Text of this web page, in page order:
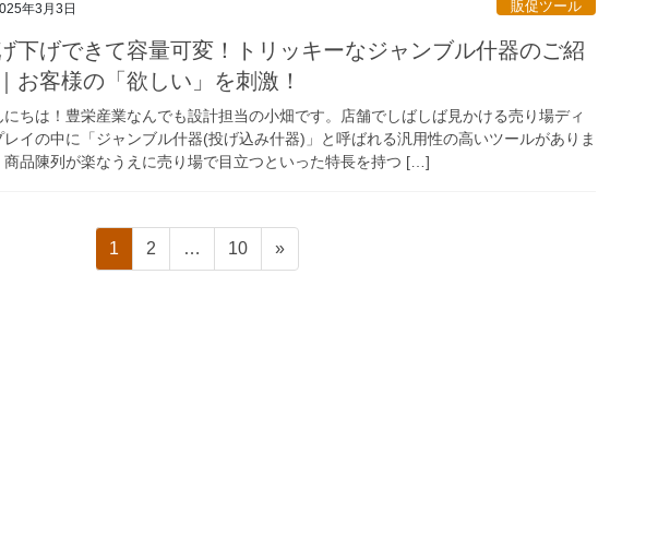
年3月3日 販促ツール
げ下げできて容量可変！トリッキーなジャンブル什器のご紹
お客様の「欲しい」を刺激！
にちは！豊栄産業なんでも設計担当の小畑です。店舗でしばしば見かける売り場ディ
レイの中に「ジャンブル什器(投げ込み什器)」と呼ばれる汎用性の高いツールがありま
商品陳列が楽なうえに売り場で目立つといった特長を持つ […]
固
定
1
固
定
2 …
固
定
10 »